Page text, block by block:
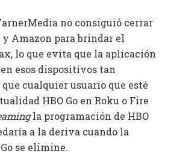
no consiguió cerrar
y Amazon para brindar el
lo que evita que la aplicación
esos dispositivos tan
cualquier usuario que esté
HBO Go en Roku o Fire
la programación de HBO
a la deriva cuando la
se elimine.